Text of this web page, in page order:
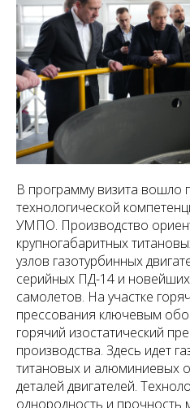
В программу визита вошло
технологической
УМПО. Производство
крупногабаритных
узлов газотурбинных
серийных ПД-14 и
самолетов. На участке
прессования ключевым
горячий изостатический
производства. Здесь идет
титановых и алюминиевых
деталей двигателей.
однородность и прочность